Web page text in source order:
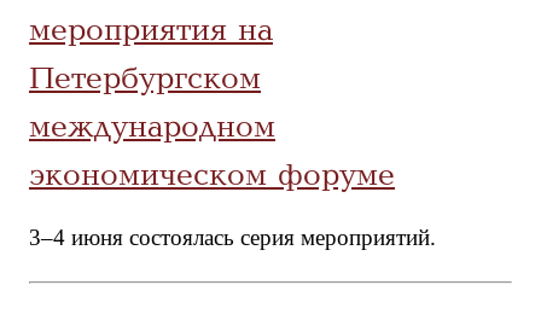
мероприятия на
Петербургском
международном
экономическом форуме
3–4 июня состоялась серия мероприятий.